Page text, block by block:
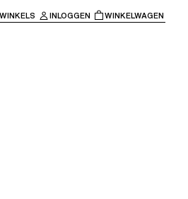
WINKELS INLOGGEN WINKELWAGEN